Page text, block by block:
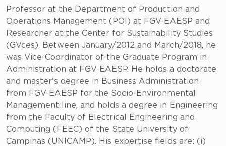
Professor at the Department of Production and
Operations Management (POI) at FGV-EAESP and
Researcher at the Center for Sustainability Studies
(GVces). Between January/2012 and March/2018, he
was Vice-Coordinator of the Graduate Program in
Administration at FGV-EAESP. He holds a doctorate
and master's degree in Business Administration
from FGV-EAESP for the Socio-Environmental
Management line, and holds a degree in Engineering
from the Faculty of Electrical Engineering and
Computing (FEEC) of the State University of
Campinas (UNICAMP). His expertise fields are: (i)